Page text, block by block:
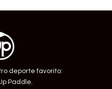
deporte favorito:
Paddle.